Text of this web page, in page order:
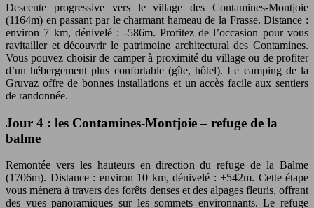
Descente progressive vers le village des Contamines-Montjoie
(1164m) en passant par le charmant hameau de la Frasse. Distance :
environ 7 km, dénivelé : -586m. Profitez de l’occasion pour vous
ravitailler et découvrir le patrimoine architectural des Contamines.
Vous pouvez choisir de camper à proximité du village ou de profiter
d’un hébergement plus confortable (gîte, hôtel). Le camping de la
Gruvaz offre de bonnes installations et un accès facile aux sentiers
de randonnée.
Jour 4 : les Contamines-Montjoie – refuge de la
balme
Remontée vers les hauteurs en direction du refuge de la Balme
(1706m). Distance : environ 10 km, dénivelé : +542m. Cette étape
vous mènera à travers des forêts denses et des alpages fleuris, offrant
des vues panoramiques sur les sommets environnants. Le refuge